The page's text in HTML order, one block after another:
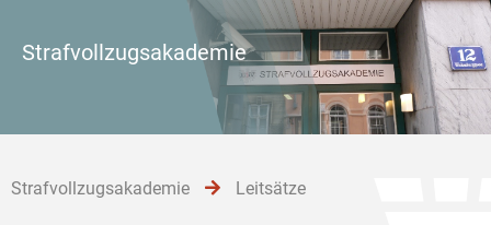
Strafvollzugsakademie
Strafvollzugsakademie Leitsätze